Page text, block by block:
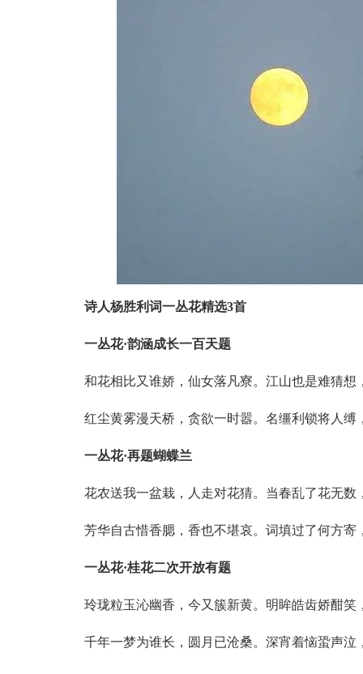
诗人杨胜利词一丛花精选3首
一丛花·韵涵成长一百天题
和花相比又谁娇，仙女落凡寮。江山也是难猜
红尘黄雾漫天桥，贪欲一时嚣。名缰利锁将人
一丛花·再题蝴蝶兰
花农送我一盆栽，人走对花猜。当春乱了花无
芳华自古惜香腮，香也不堪哀。词填过了何方
一丛花·桂花二次开放有题
玲珑粒玉沁幽香，今又簇新黄。明眸皓齿娇酣
千年一梦为谁长，圆月已沧桑。深宵着恼蛩声